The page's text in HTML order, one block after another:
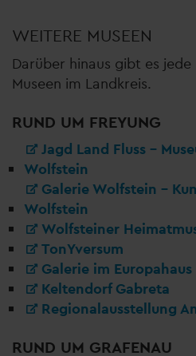
WEITERE MUSEEN
Darüber hinaus gibt es
Museen im Landkreis.
RUND UM FREYUNG
Jagd Land Fluss –
Wolfstein
Galerie Wolfstein –
Wolfstein
Wolfsteiner
TonYversum
Galerie im
Keltendorf Gabreta
Regionalausstellung
RUND UM GRAFENAU